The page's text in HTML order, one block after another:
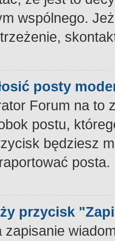
wspólnego.
posty
Forum na to
postu,
będziesz
posta.
przycisk
zapisanie